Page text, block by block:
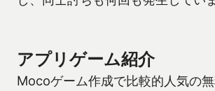
アプリゲーム紹介
Mocoゲーム作成で比較的人気の